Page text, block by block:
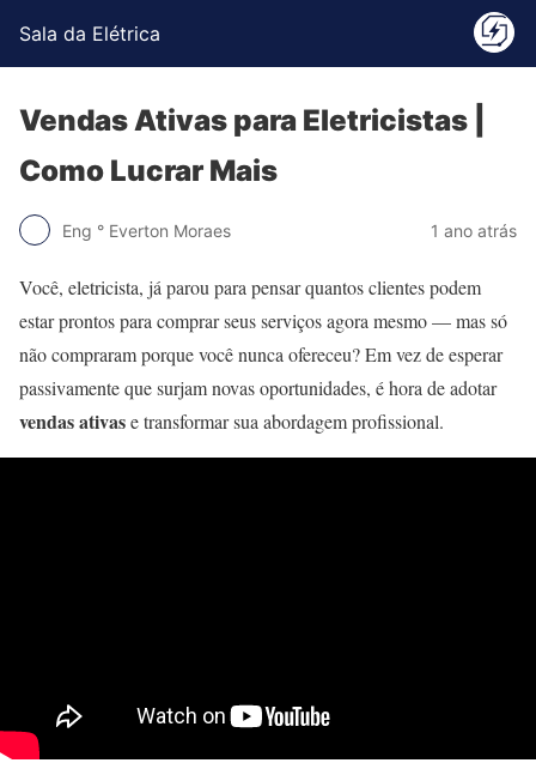
Sala da Elétrica
Vendas Ativas para Eletricistas |
Como Lucrar Mais
Eng ° Everton Moraes 1 ano atrás
Você, eletricista, já parou para pensar quantos clientes podem
estar prontos para comprar seus serviços agora mesmo — mas só
não compraram porque você nunca ofereceu? Em vez de esperar
passivamente que surjam novas oportunidades, é hora de adotar
vendas ativase transformar sua abordagem profissional.